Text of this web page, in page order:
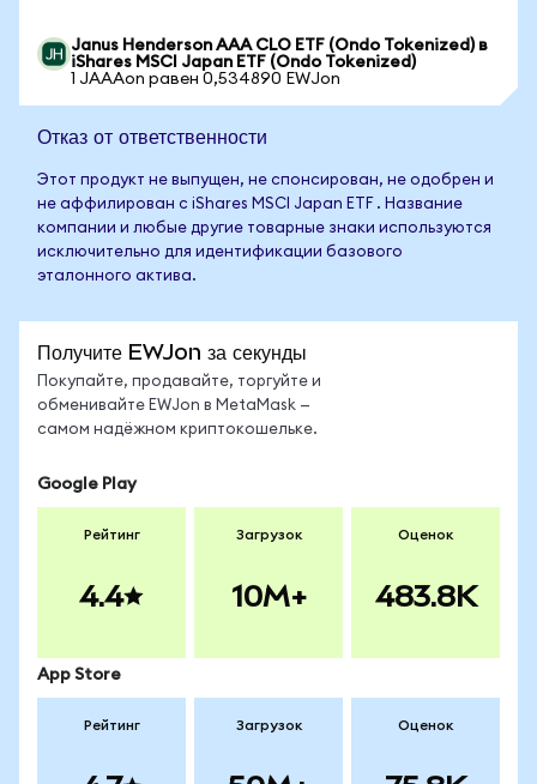
Janus Henderson AAA CLO ETF (Ondo Tokenized) в
iShares MSCI Japan ETF (Ondo Tokenized)
1 JAAAon равен 0,534890 EWJon
Отказ от ответственности
Этот продукт не выпущен, не спонсирован, не одобрен и
не аффилирован с iShares MSCI Japan ETF . Название
компании и любые другие товарные знаки используются
исключительно для идентификации базового
эталонного актива.
Получите EWJon за секунды
Покупайте, продавайте, торгуйте и
обменивайте EWJon в MetaMask —
самом надёжном криптокошельке.
Google Play
Рейтинг
4.4
Загрузок
10M+
Оценок
483.8K
App Store
Рейтинг Загрузок Оценок